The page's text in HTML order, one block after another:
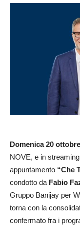
Domenica 20
NOVE, e in
appuntamento “Che
condotto da Fabio
Gruppo Banijay per
torna con la
confermato fra i